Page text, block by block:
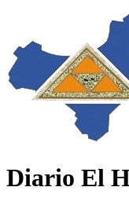
Diario El